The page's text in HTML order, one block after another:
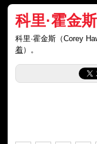
科里·霍金
科里·霍金斯（Corey
着）。